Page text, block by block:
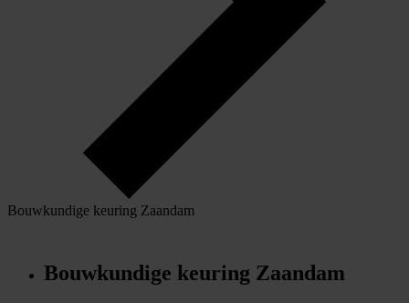
Bouwkundige keuring Zaandam
Bouwkundige keuring Zaandam